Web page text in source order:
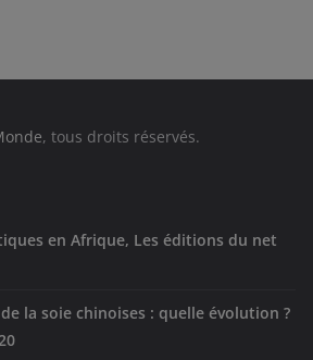
, tous droits réservés.
en Afrique, Les éditions du net
la soie chinoises : quelle évolution ?